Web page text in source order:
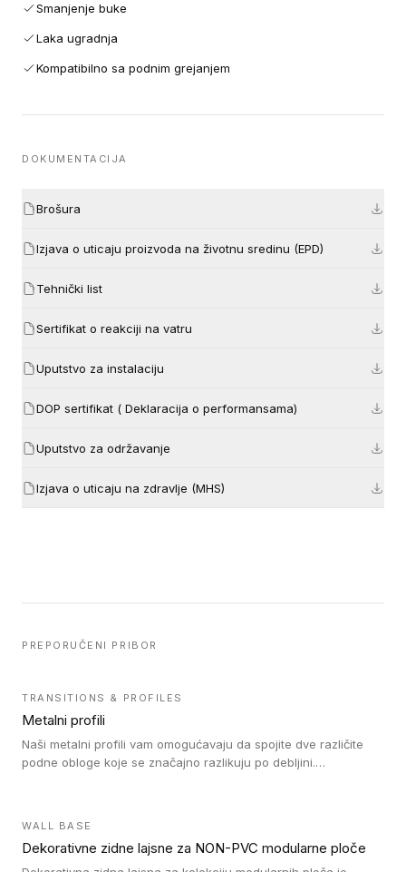
Smanjenje buke
Laka ugradnja
Kompatibilno sa podnim grejanjem
DOKUMENTACIJA
Brošura
Izjava o uticaju proizvoda na životnu sredinu (EPD)
Tehnički list
Sertifikat o reakciji na vatru
Uputstvo za instalaciju
DOP sertifikat ( Deklaracija o performansama)
Uputstvo za održavanje
Izjava o uticaju na zdravlje (MHS)
PREPORUČENI PRIBOR
TRANSITIONS & PROFILES
Metalni profili
Naši metalni profili vam omogućavaju da spojite dve različite
podne obloge koje se značajno razlikuju po debljini.
WALL BASE
Dekorativne zidne lajsne za NON-PVC modularne ploče